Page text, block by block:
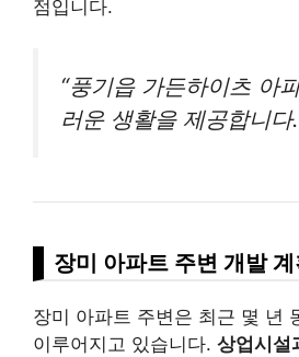
점입니다.
“풍기읍 가든하이츠 아
러운 생활을 제공합니다
장미 아파트 주변 개발
장미 아파트 주변은 최근 몇 년
이루어지고 있습니다. 상업시설